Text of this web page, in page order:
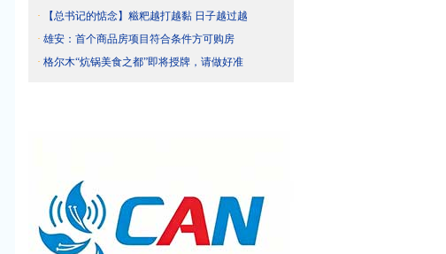
·
【总书记的惦念】糍粑越打越黏 日子越过越
· 雄安：首个商品房项目符合条件方可购房
· 格尔木“炕锅美食之都”即将授牌，请做好准